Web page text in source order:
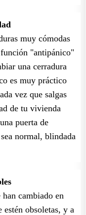
muy cómodas
"antipánico"
una cerradura
es muy práctico
vez que salgas
de tu vivienda
puerta de
normal, blindada
cambiado en
estén obsoletas, y a